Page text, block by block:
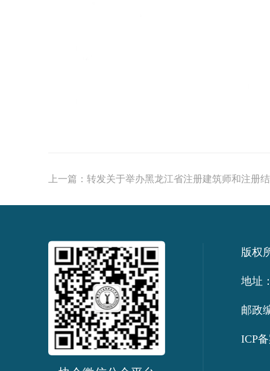
上一篇： 转发关于举办黑龙江省注册建筑师和注册
版权
地址
邮政
ICP